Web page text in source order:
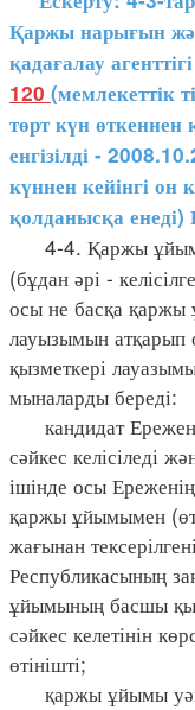
Қаржы нарығын
қадағалау
120 (мемлекеттік
төрт күн өткеннен
енгізілді -
күннен кейінгі он
қолданысқа
4-4. Қаржы
(бұдан әрі -
осы не басқа
лауызымын атқарып
қызметкері
мыналарды береді:
кандидат
сәйкес келісіледі
ішінде осы
қаржы ұйымымен
жағынан
Республикасының
ұйымының басшы
сәйкес келетінін
өтінішті;
қаржы ұйымы